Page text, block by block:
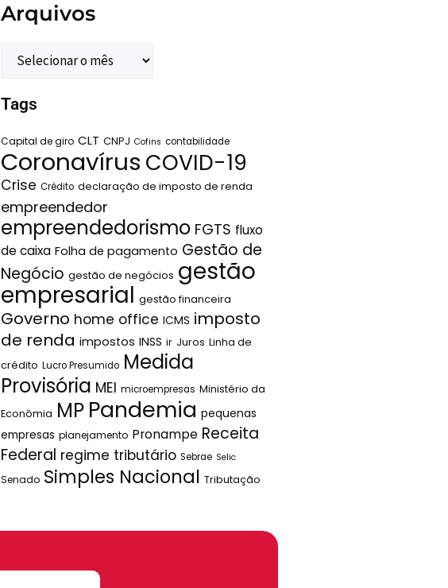
Arquivos
Tags
Capital de giro CLT CNPJ Cofins contabilidade
Coronavírus COVID-19
Crise Crédito declaração de imposto de renda
empreendedor
empreendedorismo FGTS fluxo
de caixa Folha de pagamento Gestão de
Negócio gestão de negócios gestão
empresarial gestão financeira
Governo home office ICMS imposto
de renda impostos INSS ir Juros Linha de
crédito Lucro Presumido Medida
Provisória MEI microempresas Ministério da
Econômia MP Pandemia pequenas
empresas planejamento Pronampe Receita
Federal regime tributário Sebrae Selic
Senado Simples Nacional Tributação